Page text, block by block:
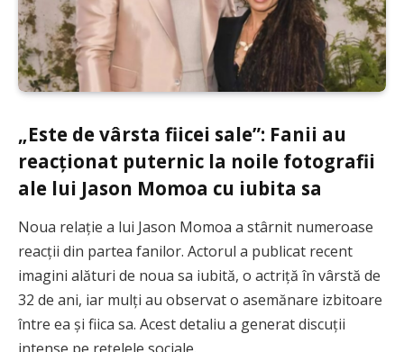
„Este de vârsta fiicei sale”: Fanii au
reacționat puternic la noile fotografii
ale lui Jason Momoa cu iubita sa
Noua relație a lui Jason Momoa a stârnit numeroase
reacții din partea fanilor. Actorul a publicat recent
imagini alături de noua sa iubită, o actriță în vârstă de
32 de ani, iar mulți au observat o asemănare izbitoare
între ea și fiica sa. Acest detaliu a generat discuții